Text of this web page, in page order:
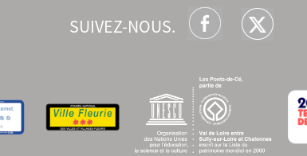
SUIVEZ-NOUS.